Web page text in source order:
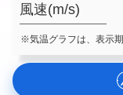
風速(m/s)
※気温グラフは、表示